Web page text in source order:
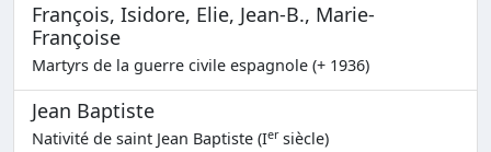
François, Isidore, Elie, Jean-B., Marie-
Françoise
Martyrs de la guerre civile espagnole (+ 1936)
Jean Baptiste
Nativité de saint Jean Baptiste (Iersiècle)